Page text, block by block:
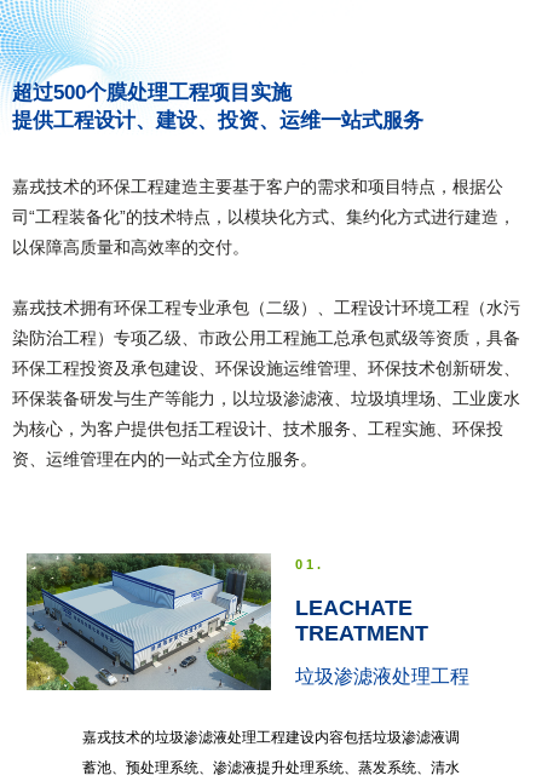
超过500个膜处理工程项目实施
提供工程设计、建设、投资、运维一站式服务
嘉戎技术的环保工程建造主要基于客户的需求和项目特点，根据公
司“工程装备化”的技术特点，以模块化方式、集约化方式进行建造，
以保障高质量和高效率的交付。
嘉戎技术拥有环保工程专业承包（二级）、工程设计环境工程（水污
染防治工程）专项乙级、市政公用工程施工总承包贰级等资质，具备
环保工程投资及承包建设、环保设施运维管理、环保技术创新研发、
环保装备研发与生产等能力，以垃圾渗滤液、垃圾填埋场、工业废水
为核心，为客户提供包括工程设计、技术服务、工程实施、环保投
资、运维管理在内的一站式全方位服务。
01.
LEACHATE
TREATMENT
垃圾渗滤液处理工程
嘉戎技术的垃圾渗滤液处理工程建设内容包括垃圾渗滤液调
蓄池、预处理系统、渗滤液提升处理系统、蒸发系统、清水